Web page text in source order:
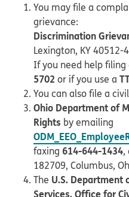
You may file a
grievance:
Discrimination
Lexington, KY 40512-
If you need help
5702 or if you use a
You can also file a
Ohio Department of
Rights by emailing
faxing 614-644-1434,
182709, Columbus,
The U.S. Department
Services, Office for